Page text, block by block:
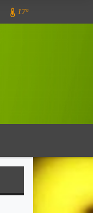
17º